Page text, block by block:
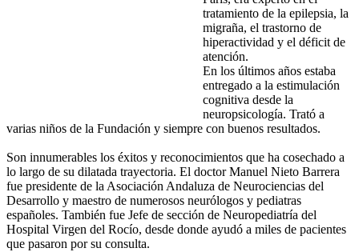
tratamiento de la epilepsia, la
migraña, el trastorno de
hiperactividad y el déficit de
atención.
En los últimos años estaba
entregado a la estimulación
cognitiva desde la
neuropsicología. Trató a
varias niños de la Fundación y siempre con buenos resultados.
Son innumerables los éxitos y reconocimientos que ha cosechado a
lo largo de su dilatada trayectoria. El doctor Manuel Nieto Barrera
fue presidente de la Asociación Andaluza de Neurociencias del
Desarrollo y maestro de numerosos neurólogos y pediatras
españoles. También fue Jefe de sección de Neuropediatría del
Hospital Virgen del Rocío, desde donde ayudó a miles de pacientes
que pasaron por su consulta.